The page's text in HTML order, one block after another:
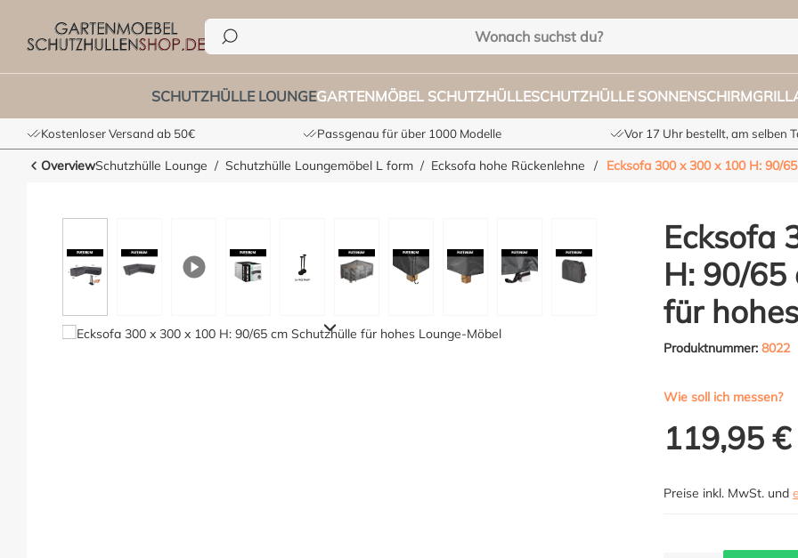
springen
Zur Hauptnavigation springen
SCHUTZHÜLLE LOUNGEGARTENMÖBEL SCHUTZHÜLLESCHUTZHÜLLE SONNENSCHIRM
Kostenloser Versand ab 50€ Passgenau für über 1000 Modelle Vor 17 Uhr bestellt, am selben
OverviewSchutzhülle Lounge Schutzhülle Loungemöbel L form Ecksofa hohe Rückenlehne / Ecksofa 300 x 300 x 100 H: 90/
Ecksofa
H: 90/65
für
Produktnummer:8022
Wie soll ich messen?
119,95 €
Preise inkl. MwSt. und